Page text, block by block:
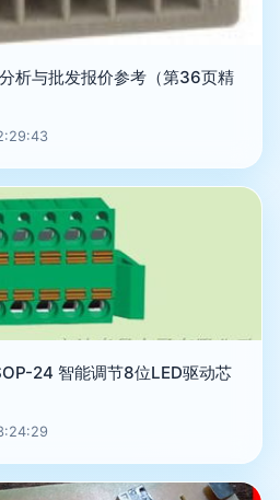
析与批发报价参考（第36页精
24 智能调节8位LED驱动芯